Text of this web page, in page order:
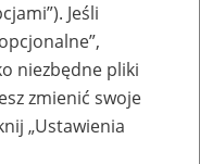
lub
pracy
Jeśli
niezbędne pliki
zmienić swoje
„Ustawienia